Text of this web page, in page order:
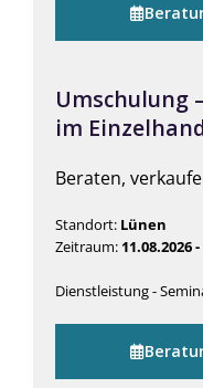
Umschulung
im
Beraten,
Standort: Lünen
Zeitraum: 11.08.2026
Dienstleistung -